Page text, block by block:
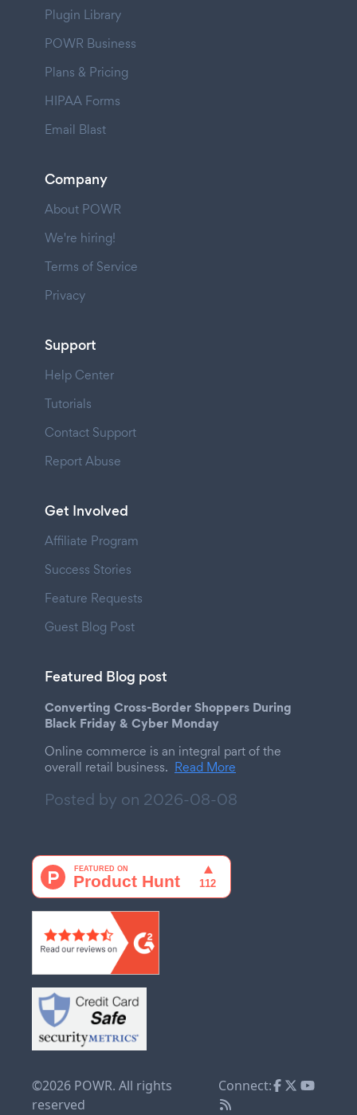
Plugin Library
POWR Business
Plans & Pricing
HIPAA Forms
Email Blast
Company
About POWR
We're hiring!
Terms of Service
Privacy
Support
Help Center
Tutorials
Contact Support
Report Abuse
Get Involved
Affiliate Program
Success Stories
Feature Requests
Guest Blog Post
Featured Blog post
Converting Cross-Border Shoppers During
Black Friday & Cyber Monday
Online commerce is an integral part of the
overall retail business. Read More
Posted by on 2026-08-08
©2026 POWR. All rights
reserved
Connect: